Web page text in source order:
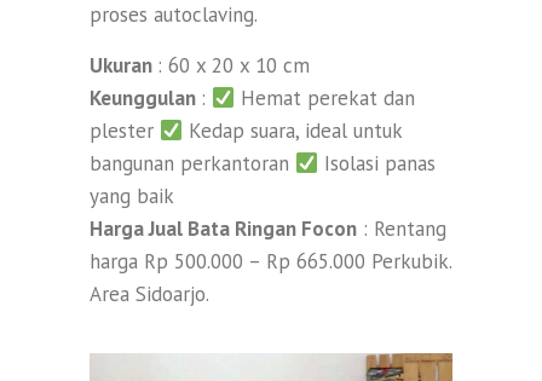
proses autoclaving.
Ukuran : 60 x 20 x 10 cm
Keunggulan :
Hemat perekat dan
plester
Kedap suara, ideal untuk
bangunan perkantoran
Isolasi panas
yang baik
Harga Jual Bata Ringan Focon : Rentang
harga Rp 500.000 – Rp 665.000 Perkubik.
Area Sidoarjo.